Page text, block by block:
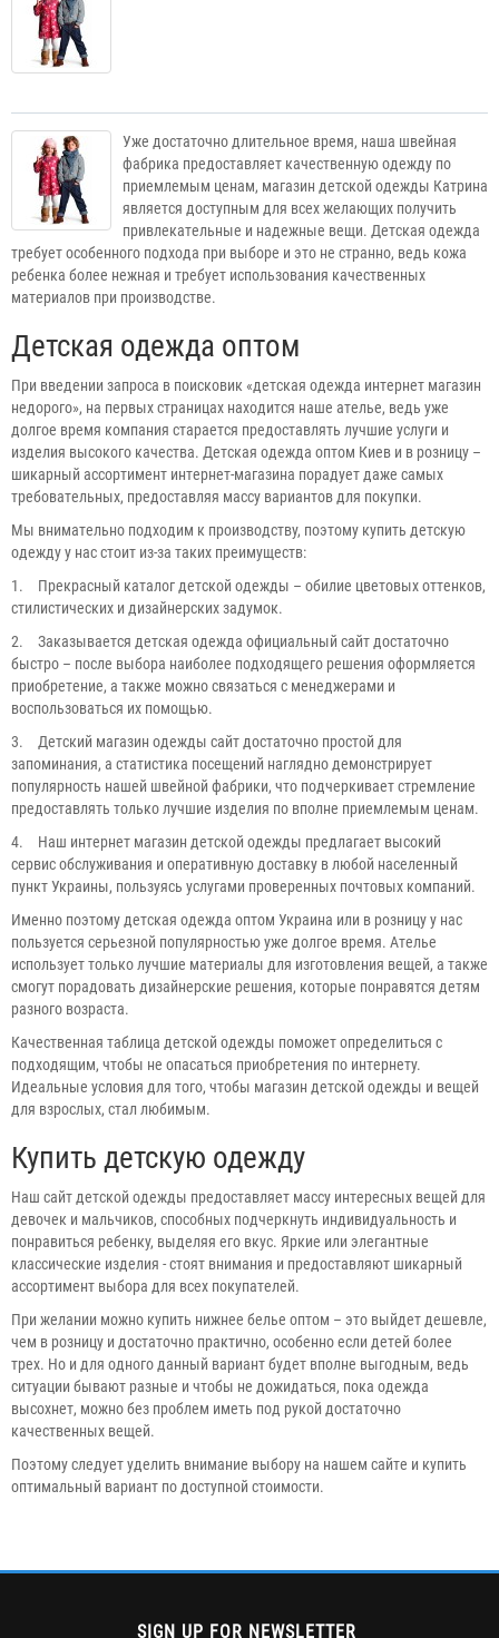
Уже достаточно длительное время, наша швейная
фабрика предоставляет качественную одежду по
приемлемым ценам, магазин детской одежды Катрина
является доступным для всех желающих получить
привлекательные и надежные вещи. Детская одежда
требует особенного подхода при выборе и это не странно, ведь кожа
ребенка более нежная и требует использования качественных
материалов при производстве.
Детская одежда оптом
При введении запроса в поисковик «детская одежда интернет магазин
недорого», на первых страницах находится наше ателье, ведь уже
долгое время компания старается предоставлять лучшие услуги и
изделия высокого качества. Детская одежда оптом Киев и в розницу –
шикарный ассортимент интернет-магазина порадует даже самых
требовательных, предоставляя массу вариантов для покупки.
Мы внимательно подходим к производству, поэтому купить детскую
одежду у нас стоит из-за таких преимуществ:
1.
Прекрасный каталог детской одежды – обилие цветовых оттенков,
стилистических и дизайнерских задумок.
2.
Заказывается детская одежда официальный сайт достаточно
быстро – после выбора наиболее подходящего решения оформляется
приобретение, а также можно связаться с менеджерами и
воспользоваться их помощью.
3.
Детский магазин одежды сайт достаточно простой для
запоминания, а статистика посещений наглядно демонстрирует
популярность нашей швейной фабрики, что подчеркивает стремление
предоставлять только лучшие изделия по вполне приемлемым ценам.
4.
Наш интернет магазин детской одежды предлагает высокий
сервис обслуживания и оперативную доставку в любой населенный
пункт Украины, пользуясь услугами проверенных почтовых компаний.
Именно поэтому детская одежда оптом Украина или в розницу у нас
пользуется серьезной популярностью уже долгое время. Ателье
использует только лучшие материалы для изготовления вещей, а также
смогут порадовать дизайнерские решения, которые понравятся детям
разного возраста.
Качественная таблица детской одежды поможет определиться с
подходящим, чтобы не опасаться приобретения по интернету.
Идеальные условия для того, чтобы магазин детской одежды и вещей
для взрослых, стал любимым.
Купить детскую одежду
Наш сайт детской одежды предоставляет массу интересных вещей для
девочек и мальчиков, способных подчеркнуть индивидуальность и
понравиться ребенку, выделяя его вкус. Яркие или элегантные
классические изделия - стоят внимания и предоставляют шикарный
ассортимент выбора для всех покупателей.
При желании можно купить нижнее белье оптом – это выйдет дешевле,
чем в розницу и достаточно практично, особенно если детей более
трех. Но и для одного данный вариант будет вполне выгодным, ведь
ситуации бывают разные и чтобы не дожидаться, пока одежда
высохнет, можно без проблем иметь под рукой достаточно
качественных вещей.
Поэтому следует уделить внимание выбору на нашем сайте и купить
оптимальный вариант по доступной стоимости.
SIGN UP FOR NEWSLETTER